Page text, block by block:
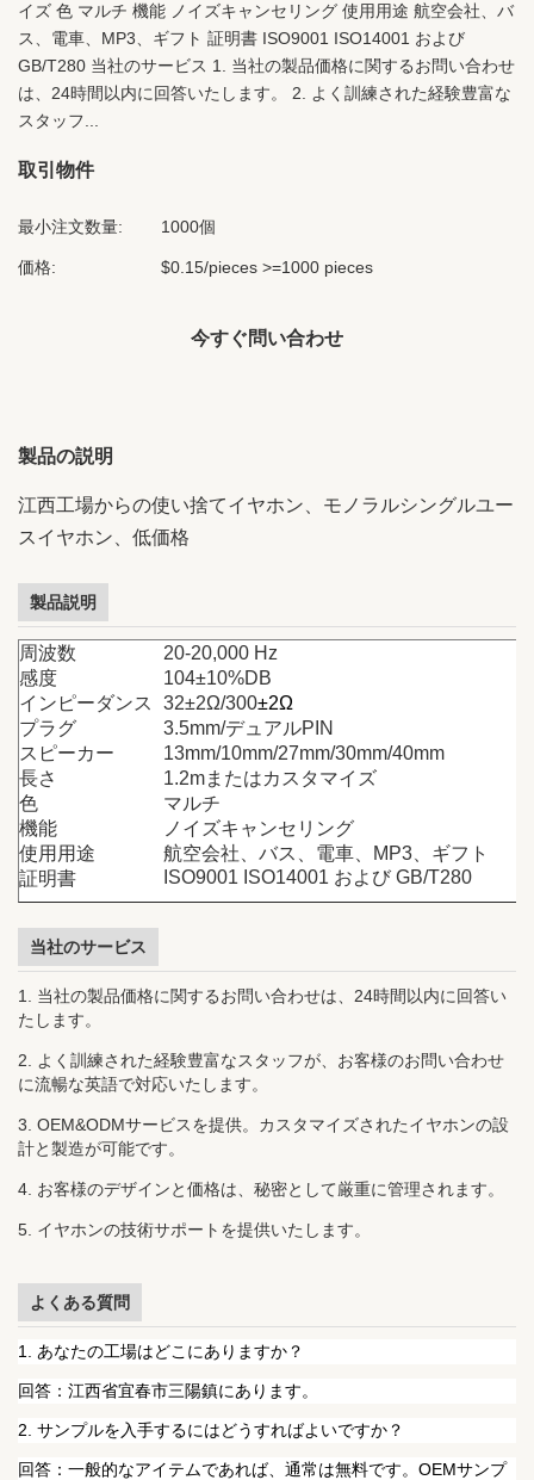
イズ 色 マルチ 機能 ノイズキャンセリング 使用用途 航空会社、バ
ス、電車、MP3、ギフト 証明書 ISO9001 ISO14001 および
GB/T280 当社のサービス 1. 当社の製品価格に関するお問い合わせ
は、24時間以内に回答いたします。 2. よく訓練された経験豊富な
スタッフ...
取引物件
最小注文数量: 1000個
価格: $0.15/pieces >=1000 pieces
今すぐ問い合わせ
製品の説明
江西工場からの使い捨てイヤホン、モノラルシングルユー
スイヤホン、低価格
製品説明
周波数
20-20,000 Hz
感度
104±10%DB
インピーダンス
32±2Ω/300±2Ω
プラグ
3.5mm/デュアルPIN
スピーカー
13mm/10mm/27mm/30mm/40mm
長さ
1.2mまたはカスタマイズ
色
マルチ
機能
ノイズキャンセリング
使用用途
航空会社、バス、電車、MP3、ギフト
証明書
ISO9001 ISO14001 および GB/T280
当社のサービス
1. 当社の製品価格に関するお問い合わせは、24時間以内に回答い
たします。
2. よく訓練された経験豊富なスタッフが、お客様のお問い合わせ
に流暢な英語で対応いたします。
3. OEM&ODMサービスを提供。カスタマイズされたイヤホンの設
計と製造が可能です。
4. お客様のデザインと価格は、秘密として厳重に管理されます。
5. イヤホンの技術サポートを提供いたします。
よくある質問
1. あなたの工場はどこにありますか？
回答：江西省宜春市三陽鎮にあります。
2. サンプルを入手するにはどうすればよいですか？
回答：一般的なアイテムであれば、通常は無料です。OEMサンプ